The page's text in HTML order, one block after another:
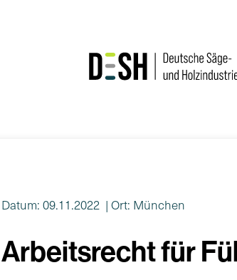
Datum: 09.11.2022 | Ort: München
Arbeitsrecht für